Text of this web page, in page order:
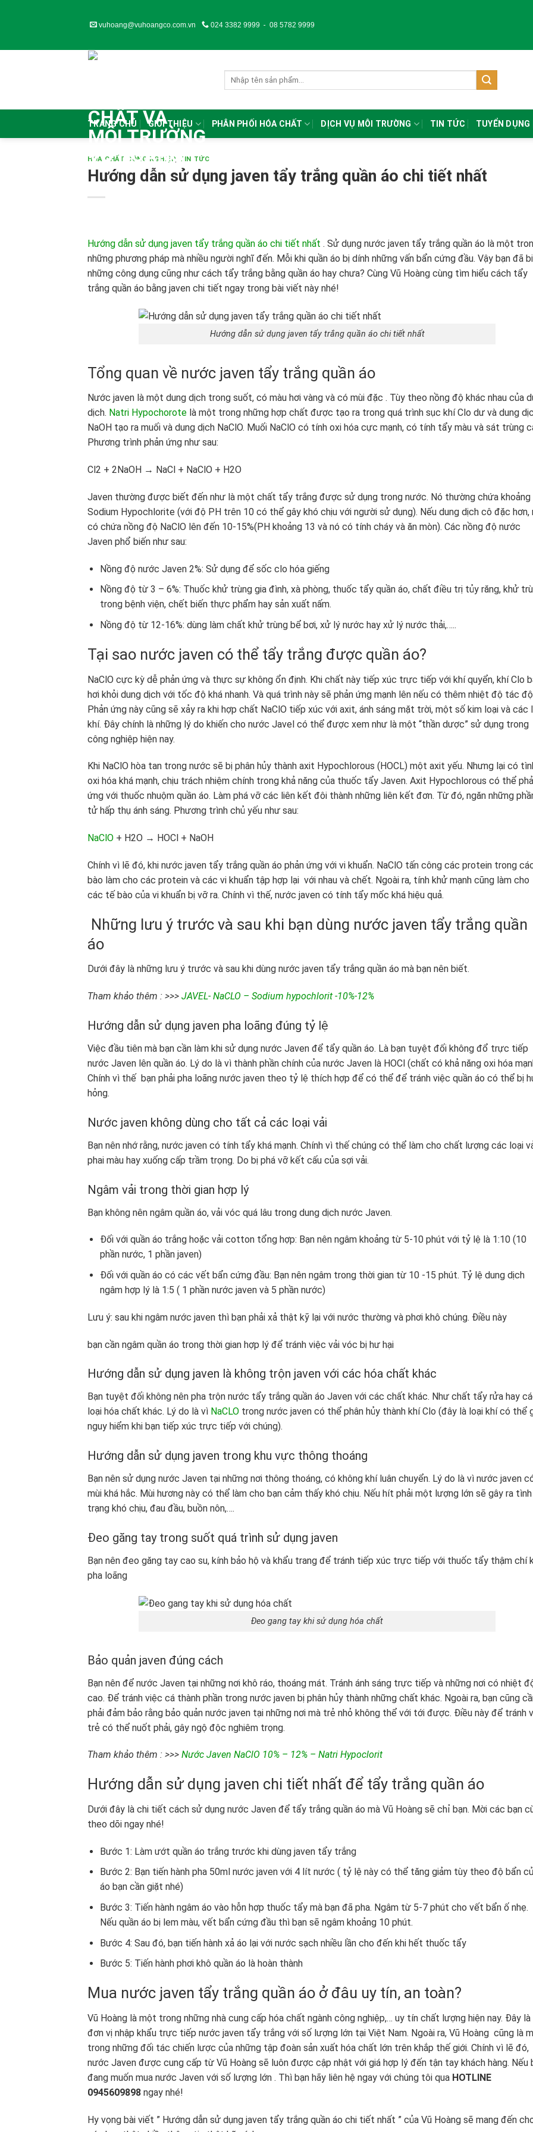
vuhoang@vuhoangco.com.vn 024 3382 9999 - 08 5782 9999
TRANG CHỦ GIỚI THIỆU PHÂN PHỐI HÓA CHẤT DỊCH VỤ MÔI TRƯỜNG TIN TỨC TUYỂN DỤNG
HÓA CHẤT CÔNG NGHIỆP, TIN TỨC
Hướng dẫn sử dụng javen tẩy trắng quần áo chi tiết nhất
Hướng dẫn sử dụng javen tẩy trắng quần áo chi tiết nhất . Sử dụng nước javen tẩy trắng quần áo là một
những phương pháp mà nhiều người nghĩ đến. Mỗi khi quần áo bị dính những vấn bẩn cứng đầu. Vậy bạn đã
những công dụng cũng như cách tẩy trắng bằng quần áo hay chưa? Cùng Vũ Hoàng cùng tìm hiểu cách tẩy
trắng quần áo bằng javen chi tiết ngay trong bài viết này nhé!
Hướng dẫn sử dụng javen tẩy trắng quần áo chi tiết nhất
Tổng quan về nước javen tẩy trắng quần áo
Nước javen là một dung dịch trong suốt, có màu hơi vàng và có mùi đặc . Tùy theo nồng độ khác nhau của
dịch. Natri Hypochorote là một trong những hợp chất được tạo ra trong quá trình sục khí Clo dư và dung
NaOH tạo ra muối và dung dịch NaClO. Muối NaClO có tính oxi hóa cực mạnh, có tính tẩy màu và sát trùng
Phương trình phản ứng như sau:
Cl2 + 2NaOH → NaCl + NaClO + H2O
Javen thường được biết đến như là một chất tẩy trắng được sử dụng trong nước. Nó thường chứa khoảng
Sodium Hypochlorite (với độ PH trên 10 có thể gây khó chịu với người sử dụng). Nếu dung dịch cô đặc hơn,
có chứa nồng độ NaClO lên đến 10-15%(PH khoảng 13 và nó có tính cháy và ăn mòn). Các nồng độ nước
Javen phổ biến như sau:
Nồng độ nước Javen 2%: Sử dụng để sốc clo hóa giếng
Nồng độ từ 3 – 6%: Thuốc khử trùng gia đình, xà phòng, thuốc tẩy quần áo, chất điều trị tủy răng, khử
trong bệnh viện, chết biến thực phẩm hay sản xuất nấm.
Nồng độ từ 12-16%: dùng làm chất khử trùng bể bơi, xử lý nước hay xử lý nước thải,…..
Tại sao nước javen có thể tẩy trắng được quần áo?
NaClO cực kỳ dễ phản ứng và thực sự không ổn định. Khi chất này tiếp xúc trực tiếp với khí quyển, khí Clo
hơi khỏi dung dịch với tốc độ khá nhanh. Và quá trình này sẽ phản ứng mạnh lên nếu có thêm nhiệt độ tác
Phản ứng này cũng sẽ xảy ra khi hợp chất NaClO tiếp xúc với axit, ánh sáng mặt trời, một số kim loại và các
khí. Đây chính là những lý do khiến cho nước Javel có thể được xem như là một “thần dược” sử dụng trong
công nghiệp hiện nay.
Khi NaClO hòa tan trong nước sẽ bị phân hủy thành axit Hypochlorous (HOCL) một axit yếu. Nhưng lại có
oxi hóa khá mạnh, chịu trách nhiệm chính trong khả năng của thuốc tẩy Javen. Axit Hypochlorous có thể
ứng với thuốc nhuộm quần áo. Làm phá vỡ các liên kết đôi thành những liên kết đơn. Từ đó, ngăn những
tử hấp thụ ánh sáng. Phương trình chủ yếu như sau:
NaClO + H2O → HOCl + NaOH
Chính vì lẽ đó, khi nước javen tẩy trắng quần áo phản ứng với vi khuẩn. NaClO tấn công các protein trong
bào làm cho các protein và các vi khuẩn tập hợp lại với nhau và chết. Ngoài ra, tính khử mạnh cũng làm cho
các tế bào của vi khuẩn bị vỡ ra. Chính vì thế, nước javen có tính tẩy mốc khá hiệu quả.
Những lưu ý trước và sau khi bạn dùng nước javen tẩy trắng quần
áo
Dưới đây là những lưu ý trước và sau khi dùng nước javen tẩy trắng quần áo mà bạn nên biết.
Tham khảo thêm : >>> JAVEL- NaCLO – Sodium hypochlorit -10%-12%
Hướng dẫn sử dụng javen pha loãng đúng tỷ lệ
Việc đầu tiên mà bạn cần làm khi sử dụng nước Javen để tẩy quần áo. Là bạn tuyệt đối không đổ trực tiếp
nước Javen lên quần áo. Lý do là vì thành phần chính của nước Javen là HOCl (chất có khả năng oxi hóa
Chính vì thế bạn phải pha loãng nước javen theo tỷ lệ thích hợp để có thể để tránh việc quần áo có thể bị
hỏng.
Nước javen không dùng cho tất cả các loại vải
Bạn nên nhớ rằng, nước javen có tính tẩy khá mạnh. Chính vì thế chúng có thể làm cho chất lượng các loại
phai màu hay xuống cấp trầm trọng. Do bị phá vỡ kết cấu của sợi vải.
Ngâm vải trong thời gian hợp lý
Bạn không nên ngâm quần áo, vải vóc quá lâu trong dung dịch nước Javen.
Đối với quần áo trắng hoặc vải cotton tổng hợp: Bạn nên ngâm khoảng từ 5-10 phút với tỷ lệ là 1:10 (10
phần nước, 1 phần javen)
Đối với quần áo có các vết bẩn cứng đầu: Bạn nên ngâm trong thời gian từ 10 -15 phút. Tỷ lệ dung dịch
ngâm hợp lý là 1:5 ( 1 phần nước javen và 5 phần nước)
Lưu ý: sau khi ngâm nước javen thì bạn phải xả thật kỹ lại với nước thường và phơi khô chúng. Điều này
bạn cần ngâm quần áo trong thời gian hợp lý để tránh việc vải vóc bị hư hại
Hướng dẫn sử dụng javen là không trộn javen với các hóa chất khác
Bạn tuyệt đối không nên pha trộn nước tẩy trắng quần áo Javen với các chất khác. Như chất tẩy rửa hay
loại hóa chất khác. Lý do là vì NaCLO trong nước javen có thể phân hủy thành khí Clo (đây là loại khí có thể
nguy hiểm khi bạn tiếp xúc trực tiếp với chúng).
Hướng dẫn sử dụng javen trong khu vực thông thoáng
Bạn nên sử dụng nước Javen tại những nơi thông thoáng, có không khí luân chuyển. Lý do là vì nước javen
mùi khá hắc. Mùi hương này có thể làm cho bạn cảm thấy khó chịu. Nếu hít phải một lượng lớn sẽ gây ra tình
trạng khó chịu, đau đầu, buồn nôn,….
Đeo găng tay trong suốt quá trình sử dụng javen
Bạn nên đeo găng tay cao su, kính bảo hộ và khẩu trang để tránh tiếp xúc trực tiếp với thuốc tẩy thậm chí
pha loãng
Đeo gang tay khi sử dụng hóa chất
Bảo quản javen đúng cách
Bạn nên để nước Javen tại những nơi khô ráo, thoáng mát. Tránh ánh sáng trực tiếp và những nơi có nhiệt
cao. Để tránh việc cá thành phần trong nước javen bị phân hủy thành những chất khác. Ngoài ra, bạn cũng
phải đảm bảo rằng bảo quản nước javen tại những nơi mà trẻ nhỏ không thể với tới được. Điều này để tránh
trẻ có thể nuốt phải, gây ngộ độc nghiêm trọng.
Tham khảo thêm : >>> Nước Javen NaClO 10% – 12% – Natri Hypoclorit
Hướng dẫn sử dụng javen chi tiết nhất để tẩy trắng quần áo
Dưới đây là chi tiết cách sử dụng nước Javen để tẩy trắng quần áo mà Vũ Hoàng sẽ chỉ bạn. Mời các bạn
theo dõi ngay nhé!
Bước 1: Làm ướt quần áo trắng trước khi dùng javen tẩy trắng
Bước 2: Bạn tiến hành pha 50ml nước javen với 4 lít nước ( tỷ lệ này có thể tăng giảm tùy theo độ bẩn
áo bạn cần giặt nhé)
Bước 3: Tiến hành ngâm áo vào hỗn hợp thuốc tẩy mà bạn đã pha. Ngâm từ 5-7 phút cho vết bẩn ố nhẹ.
Nếu quần áo bị lem màu, vết bẩn cứng đầu thì bạn sẽ ngâm khoảng 10 phút.
Bước 4: Sau đó, bạn tiến hành xả áo lại với nước sạch nhiều lần cho đến khi hết thuốc tẩy
Bước 5: Tiến hành phơi khô quần áo là hoàn thành
Mua nước javen tẩy trắng quần áo ở đâu uy tín, an toàn?
Vũ Hoàng là một trong những nhà cung cấp hóa chất ngành công nghiệp,… uy tín chất lượng hiện nay. Đây là
đơn vị nhập khẩu trực tiếp nước javen tẩy trắng với số lượng lớn tại Việt Nam. Ngoài ra, Vũ Hoàng cũng là
trong những đối tác chiến lược của những tập đoàn sản xuất hóa chất lớn trên khắp thế giới. Chính vì lẽ đó,
nước Javen được cung cấp từ Vũ Hoàng sẽ luôn được cập nhật với giá hợp lý đến tận tay khách hàng. Nếu
đang muốn mua nước Javen với số lượng lớn . Thì bạn hãy liên hệ ngay với chúng tôi qua HOTLINE
0945609898 ngay nhé!
Hy vọng bài viết ” Hướng dẫn sử dụng javen tẩy trắng quần áo chi tiết nhất ” của Vũ Hoàng sẽ mang đến